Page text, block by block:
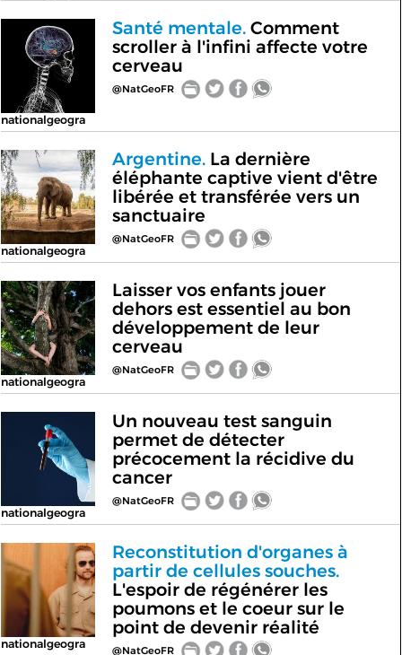
nationalgeogra
Santé mentale.Comment
scroller à l'infini affecte votre
cerveau
@NatGeoFR
nationalgeogra
Argentine.La dernière
éléphante captive vient d'être
libérée et transférée vers un
sanctuaire
@NatGeoFR
nationalgeogra
Laisser vos enfants jouer
dehors est essentiel au bon
développement de leur
cerveau
@NatGeoFR
nationalgeogra
Un nouveau test sanguin
permet de détecter
précocement la récidive du
cancer
@NatGeoFR
nationalgeogra
Reconstitution d'organes à
partir de cellules souches.
L'espoir de régénérer les
poumons et le coeur sur le
point de devenir réalité
@NatGeoFR